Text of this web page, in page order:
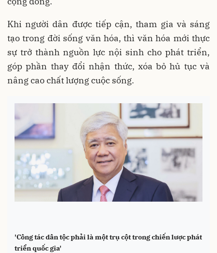
Khi người dân được tiếp cận, tham gia và sáng
tạo trong đời sống văn hóa, thì văn hóa mới thực
sự trở thành nguồn lực nội sinh cho phát triển,
góp phần thay đổi nhận thức, xóa bỏ hủ tục và
nâng cao chất lượng cuộc sống.
'Công tác dân tộc phải là một trụ cột trong chiến lược phát
triển quốc gia'